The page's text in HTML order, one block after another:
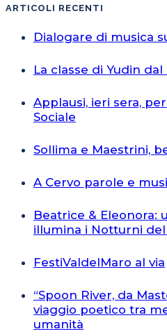
ARTICOLI RECENTI
Dialogare di musica
La classe di Yudin
Applausi, ieri sera,
Sociale
Sollima e Maestrini,
A Cervo parole e
Beatrice & Eleonora:
illumina i Notturni
FestiValdelMaro al via
“Spoon River, da
viaggio poetico tra
umanità